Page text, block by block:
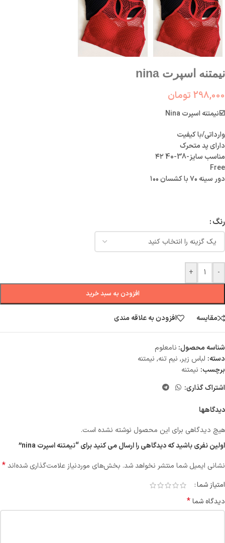
نیمتنه اسپرت nina
298,000 تومان
☑️نیمتنه اسپرت Nina
وارداتی/با کیفیت
دارای پد متحرک
مناسب سایز-38-40 ۴۲
Free
دور سینه ۷۰ با کشسان ۱۰۰
رنگ
-
+
افزودن به سبد خرید
مقایسه افزودن به علاقه مندی
شناسه محصول: نامعلوم
دسته: لباس زیر, نیم تنه, نیمتنه
برچسب: نیمتنه
اشتراک گذاری:
دیدگاهها
هیچ دیدگاهی برای این محصول نوشته نشده است.
اولین نفری باشید که دیدگاهی را ارسال می کنید برای “نیمتنه اسپرت nina”
نشانی ایمیل شما منتشر نخواهد شد. بخش‌های موردنیاز علامت‌گذاری شده‌اند*
امتیاز شما
دیدگاه شما*